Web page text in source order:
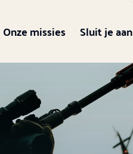
Onze missies Sluit je aan